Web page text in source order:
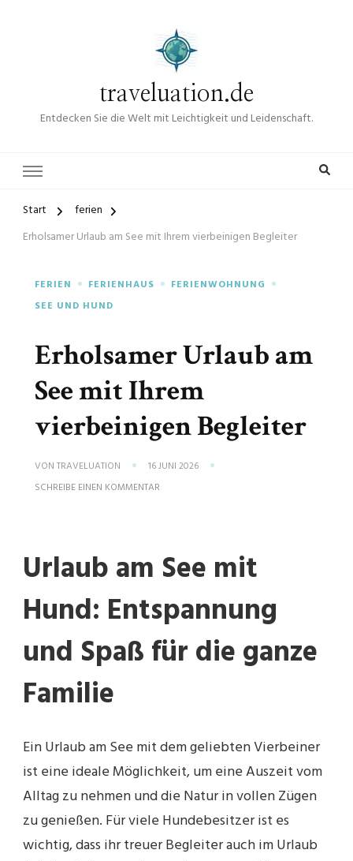
traveluation.de
Entdecken Sie die Welt mit Leichtigkeit und Leidenschaft.
Start
ferien
Erholsamer Urlaub am See mit Ihrem vierbeinigen Begleiter
FERIEN FERIENHAUS
FERIENWOHNUNG
SEE UND HUND
Erholsamer Urlaub am
See mit Ihrem
vierbeinigen Begleiter
VON TRAVELUATION
16 JUNI 2026
SCHREIBE EINEN KOMMENTAR
MIT
IHREM
VIERBEINIGEN
Urlaub am See mit
Hund: Entspannung
und Spaß für die ganze
Familie
Ein Urlaub am See mit dem geliebten Vierbeiner
ist eine ideale Möglichkeit, um eine Auszeit vom
Alltag zu nehmen und die Natur in vollen Zügen
zu genießen. Für viele Hundebesitzer ist es
wichtig, dass ihr treuer Begleiter auch im Urlaub